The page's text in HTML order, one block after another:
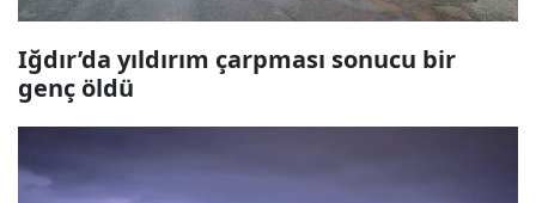
Iğdır’da yıldırım çarpması sonucu bir
genç öldü